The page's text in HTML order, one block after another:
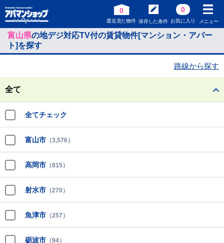
0
最近見た物件 保存した条件
0
お気に入り メニュー
富山県の地デジ対応TV付の賃貸物件[マンション・アパー
ト]を探す
路線から探す
全て
全てチェック
富山市 （3,576）
高岡市 （815）
射水市 （270）
魚津市 （257）
砺波市 （94）